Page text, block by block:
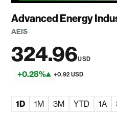
Advanced Energy
AEIS
324.96USD
+0.28% +0.92 USD
1D 1M 3M YTD 1A